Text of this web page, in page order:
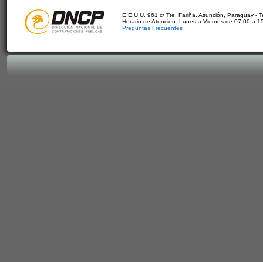
E.E.U.U. 961 c/ Tte. Fariña. Asunción, Paraguay -
Horario de Atención: Lunes a Viernes de 07:00 a
Preguntas Frecuentes